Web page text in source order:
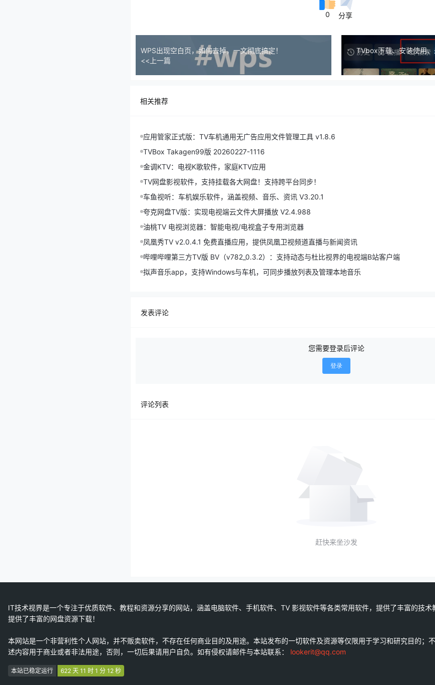
0 分享
WPS出现空白页，如何去掉，一文彻底搞定！
<<上一篇
TVbox下载、安装使用、
相关推荐
应用管家正式版：TV车机通用无广告应用文件管理工具 v1.8.6
TVBox Takagen99版 20260227-1116
金调KTV：电视K歌软件，家庭KTV应用
TV网盘影视软件，支持挂载各大网盘！支持跨平台同步！
车鱼视听：车机娱乐软件，涵盖视频、音乐、资讯 V3.20.1
夸克网盘TV版：实现电视端云文件大屏播放 V2.4.988
油桃TV 电视浏览器：智能电视/电视盒子专用浏览器
凤凰秀TV v2.0.4.1 免费直播应用，提供凤凰卫视频道直播与新闻资讯
哔哩哔哩第三方TV版 BV（v782_0.3.2）：支持动态与杜比视界的电视端B站客户端
拟声音乐app，支持Windows与车机，可同步播放列表及管理本地音乐
发表评论
您需要登录后评论
登录
评论列表
赶快来坐沙发
IT技术视界是一个专注于优质软件、教程和资源分享的网站，涵盖电脑软件、手机软件、TV 影视软件等各类常用软件，提供了丰富的技术
提供了丰富的网盘资源下载！
本网站是一个非营利性个人网站，并不贩卖软件，不存在任何商业目的及用途。本站发布的一切软件及资源等仅限用于学习和研究目的；
述内容用于商业或者非法用途，否则，一切后果请用户自负。如有侵权请邮件与本站联系： lookerit@qq.com
本站已稳定运行 622 天 11 时 1 分 12 秒